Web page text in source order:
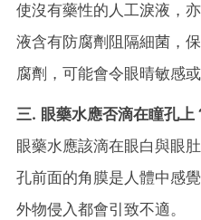
使沒有藥性的人工淚液，
液含有防腐劑阻隔細菌，
腐劑，可能會令眼晴敏感或
三. 眼藥水應否滴在瞳孔上
眼藥水應該滴在眼白與眼
孔前面的角膜是人體中感
外物侵入都會引致不適。